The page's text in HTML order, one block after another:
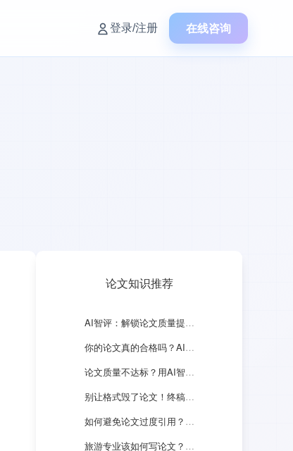
登录/注册 在线咨询
论文知识推荐
AI智评：解锁论文质量提升新路径！
你的论文真的合格吗？AI智评告诉你隐藏缺陷
论文质量不达标？用AI智评轻松搞定！
别让格式毁了论文！终稿打印关键须知
如何避免论文过度引用？这些方法你一定要会
旅游专业该如何写论文？有何技巧？